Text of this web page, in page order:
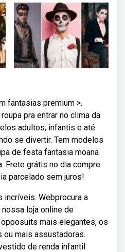
fantasias premium >.
pra entrar no clima da
adultos, infantis e até
se divertir. Tem modelos
de festa fantasia moana
Frete grátis no dia compre
parcelado sem juros!
Webprocura a
loja online de
mais elegantes, os
mais assustadoras.
de renda infantil